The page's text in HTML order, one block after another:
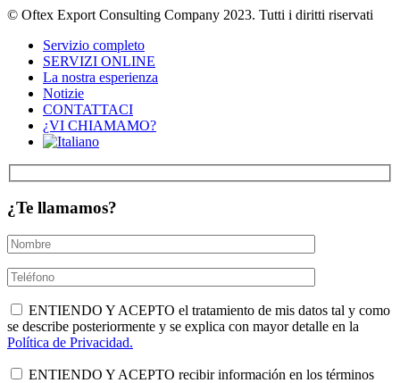
© Oftex Export Consulting Company 2023. Tutti i diritti riservati
Servizio completo
SERVIZI ONLINE
La nostra esperienza
Notizie
CONTATTACI
¿VI CHIAMAMO?
¿Te llamamos?
ENTIENDO Y ACEPTO el tratamiento de mis datos tal y como
se describe posteriormente y se explica con mayor detalle en la
Política de Privacidad.
ENTIENDO Y ACEPTO recibir información en los términos